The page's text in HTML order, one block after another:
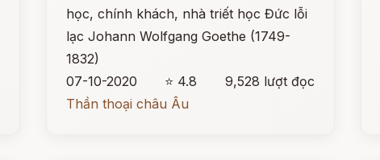
học, chính khách, nhà triết học Đức lỗi
lạc Johann Wolfgang Goethe (1749-
1832)
07-10-2020
⭐ 4.8
9,528 lượt đọc
Thần thoại châu Âu